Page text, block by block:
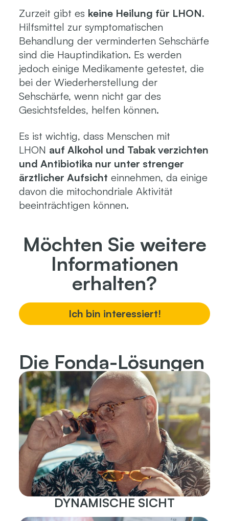
Zurzeit gibt es keine Heilung für LHON.
Hilfsmittel zur symptomatischen
Behandlung der verminderten Sehschärfe
sind die Hauptindikation. Es werden
jedoch einige Medikamente getestet, die
bei der Wiederherstellung der
Sehschärfe, wenn nicht gar des
Gesichtsfeldes, helfen können.
Es ist wichtig, dass Menschen mit
LHON auf Alkohol und Tabak verzichten
und Antibiotika nur unter strenger
ärztlicher Aufsicht einnehmen, da einige
davon die mitochondriale Aktivität
beeinträchtigen können.
Möchten Sie weitere
Informationen
erhalten?
Ich bin interessiert!
Die Fonda-Lösungen
DYNAMISCHE SICHT